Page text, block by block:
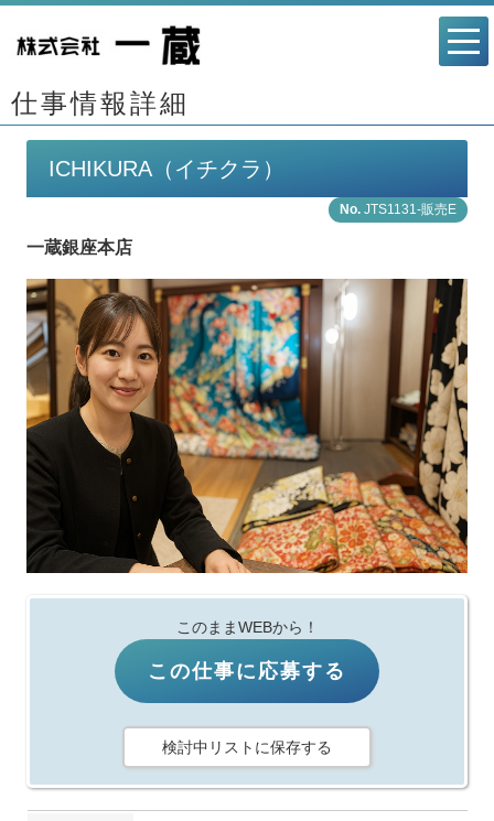
仕事情報詳細
ICHIKURA（イチクラ）
JTS1131-販売E
一蔵銀座本店
このままWEBから！
この仕事に応募する
検討中リストに保存する